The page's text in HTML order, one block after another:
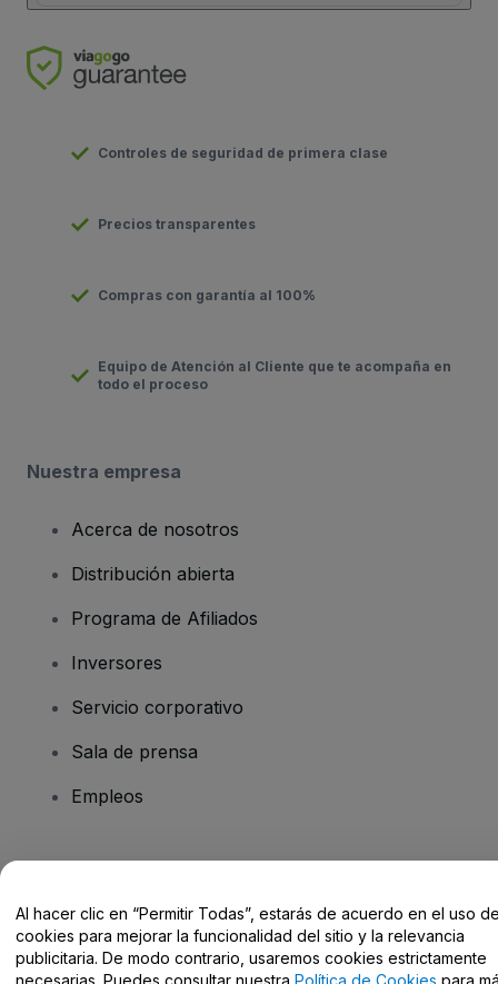
Controles de seguridad de primera clase
Precios transparentes
Compras con garantía al 100%
Equipo de Atención al Cliente que te acompaña en
todo el proceso
Nuestra empresa
Acerca de nosotros
Distribución abierta
Programa de Afiliados
Inversores
Servicio corporativo
Sala de prensa
Empleos
Centro de Ayuda / Contacto
Al hacer clic en “Permitir Todas”, estarás de acuerdo en el uso
cookies para mejorar la funcionalidad del sitio y la relevancia
publicitaria. De modo contrario, usaremos cookies estrictamente
necesarias. Puedes consultar nuestra Política de Cookies para